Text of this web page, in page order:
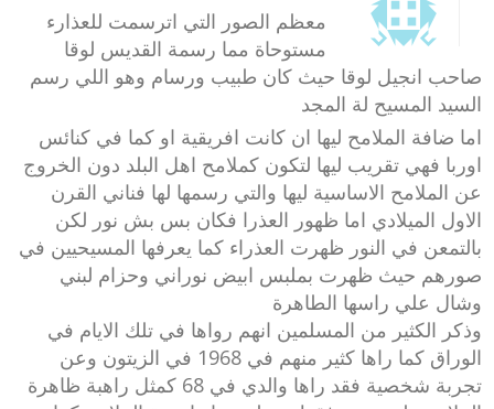
معظم الصور التي اترسمت للعذارء
مستوحاة مما رسمة القديس لوقا
صاحب انجيل لوقا حيث كان طبيب ورسام وهو اللي رسم
السيد المسيح لة المجد
اما ضافة الملامح ليها ان كانت افريقية او كما في كنائس
اوربا فهي تقريب ليها لتكون كملامح اهل البلد دون الخروج
عن الملامح الاساسية ليها والتي رسمها لها فناني القرن
الاول الميلادي اما ظهور العذرا فكان بس بش نور لكن
بالتمعن في النور ظهرت العذراء كما يعرفها المسيحيين في
صورهم حيث ظهرت بملبس ابيض نوراني وحزام لبني
وشال علي راسها الطاهرة
وذكر الكثير من المسلمين انهم رواها في تلك الايام في
الوراق كما راها كثير منهم في 1968 في الزيتون وعن
تجربة شخصية فقد راها والدي في 68 كمثل راهبة ظاهرة